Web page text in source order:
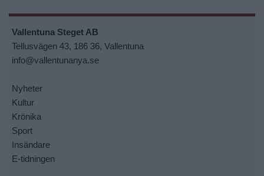
Vallentuna Steget AB
Tellusvägen 43, 186 36, Vallentuna
info@vallentunanya.se
Nyheter
Kultur
Krönika
Sport
Insändare
E-tidningen